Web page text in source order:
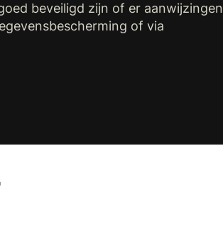
beveiligd zijn of er aanwijzingen
of via